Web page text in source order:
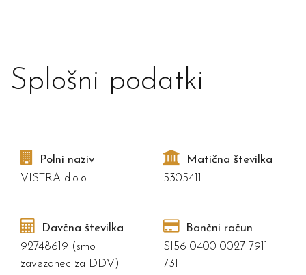
Splošni podatki
Polni naziv
VISTRA d.o.o.
Davčna številka
92748619 (smo
zavezanec za DDV)
Matična številka
5305411
Bančni račun
SI56 0400 0027 7911
731